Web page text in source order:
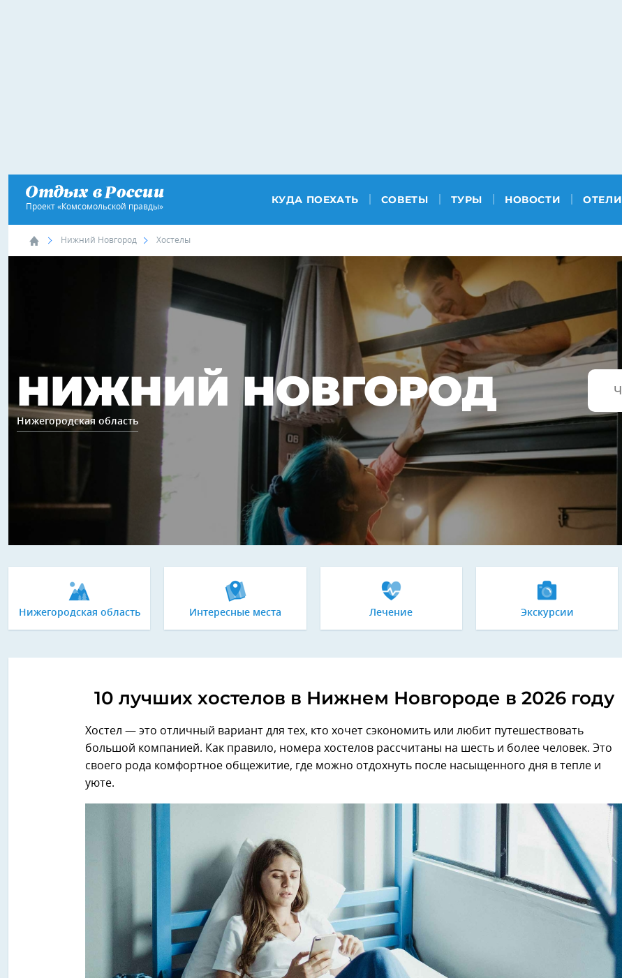
Проект «Комсомольской правды»
КУДА ПОЕХАТЬ СОВЕТЫ ТУРЫ НОВОСТИ ОТЕЛИ
Нижний Новгород Хостелы
НИЖНИЙ НОВГОРОД
Нижегородская область
Нижегородская область Интересные места Лечение Экскурсии
10 лучших хостелов в Нижнем Новгороде в 2026 году
Хостел — это отличный вариант для тех, кто хочет сэкономить или любит путешествовать
большой компанией. Как правило, номера хостелов рассчитаны на шесть и более человек. Это
своего рода комфортное общежитие, где можно отдохнуть после насыщенного дня в тепле и
уюте.